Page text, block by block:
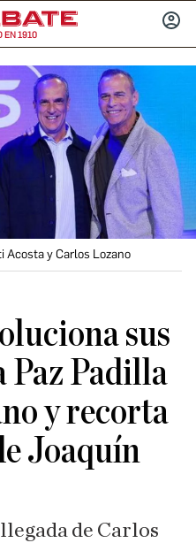
EN 1910
Acosta y Carlos Lozano
sus
Paz Padilla
y recorta
Joaquín
de Carlos